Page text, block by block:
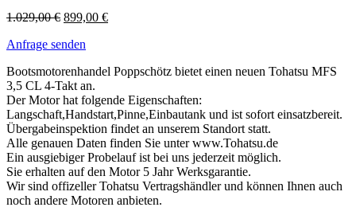
1.029,00€ 899,00 €
Anfrage senden
Bootsmotorenhandel Poppschötz bietet einen neuen Tohatsu MFS
3,5 CL 4-Takt an.
Der Motor hat folgende Eigenschaften:
Langschaft,Handstart,Pinne,Einbautank und ist sofort einsatzbereit.
Übergabeinspektion findet an unserem Standort statt.
Alle genauen Daten finden Sie unter www.Tohatsu.de
Ein ausgiebiger Probelauf ist bei uns jederzeit möglich.
Sie erhalten auf den Motor 5 Jahr Werksgarantie.
Wir sind offizeller Tohatsu Vertragshändler und können Ihnen auch
noch andere Motoren anbieten.